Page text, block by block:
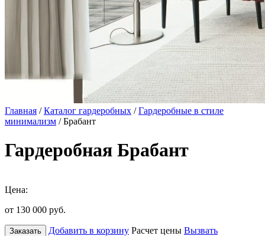
Главная /Каталог гардеробных /Гардеробные в стиле
минимализм / Брабант
Гардеробная Брабант
Цена:
от 130 000 руб.
Заказать Добавить в корзину Расчет цены Вызвать